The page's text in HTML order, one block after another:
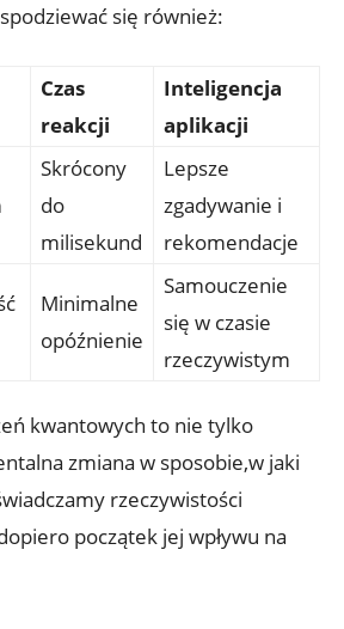
się również:
Czas
reakcji
Inteligencja
aplikacji
Skrócony
do
milisekund
Lepsze
zgadywanie i
rekomendacje
Minimalne
opóźnienie
Samouczenie
się w czasie
rzeczywistym
kwantowych to nie tylko
zmiana w sposobie,w jaki
rzeczywistości
początek jej wpływu na